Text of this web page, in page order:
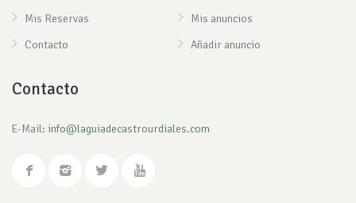
Mis Reservas
Contacto
Mis anuncios
Añadir anuncio
Contacto
E-Mail: info@laguiadecastrourdiales.com